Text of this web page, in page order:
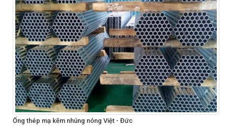
Ống thép mạ kẽm nhúng nóng Việt - Đức